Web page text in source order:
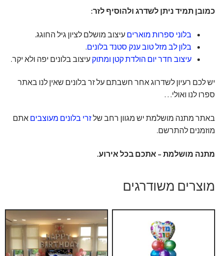
כמובן תמיד ניתן לשדרג ולהוסיף לזר:
בלוני ספרות מוארים עיצוב מושלם לציון גיל החוגג.
בלון לב מזל טוב ענק סטנד בלונים.
עיצוב חדר יום הולדת קטן ומתוק עיצוב בלונים יפה ולא יקר.
יש לכם רעיון לשדרוג אחר חשבתם על זר בלונים שאין לנו באתר
ספרו לנו ואולי…
באתר מתנה מושלמת יש מגוון רחב שלזרי בלונים מעוצבים אתם
מוזמנים להתרשם.
מתנה מושלמת – אתכם בכל אירוע.
מוצרים משודרגים